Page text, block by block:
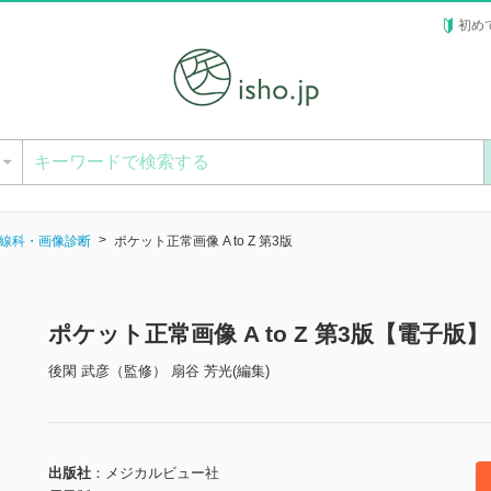
初め
科・画像診断 ポケット正常画像 A to Z 第3版
ポケット正常画像 A to Z 第3版【電子版】
後閑 武彦（監修） 扇谷 芳光(編集)
出版社
メジカルビュー社